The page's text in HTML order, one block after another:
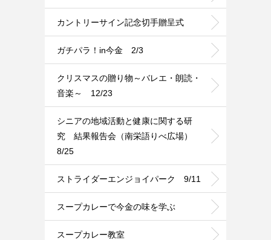
カントリーサイン記念切手贈呈式
ガチパラ！in今金 2/3
クリスマスの贈り物～バレエ・朗読・
音楽～ 12/23
シニアの地域活動と健康に関する研
究 結果報告会（南栄語りべ広場）
8/25
ストライダーエンジョイパーク 9/11
スープカレーで今金の味を学ぶ
スープカレー教室